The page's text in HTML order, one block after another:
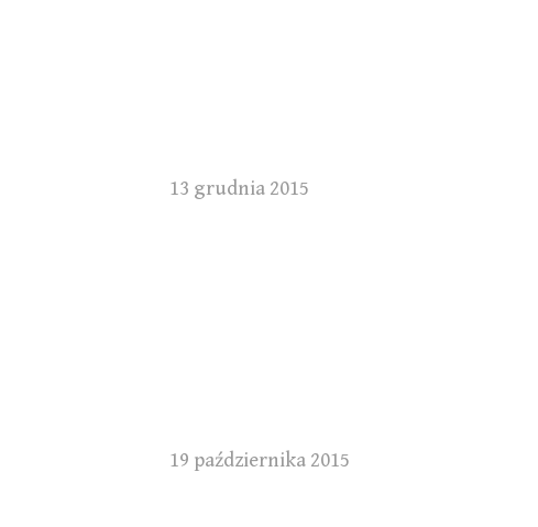
13 grudnia 2015
19 października 2015